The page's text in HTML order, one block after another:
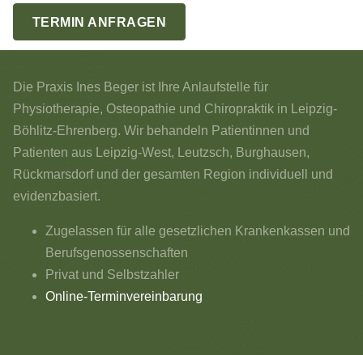
TERMIN ANFRAGEN
Die Praxis Ines Beger ist Ihre Anlaufstelle für
Physiotherapie, Osteopathie und Chiropraktik in Leipzig-
Böhlitz-Ehrenberg. Wir behandeln Patientinnen und
Patienten aus Leipzig-West, Leutzsch, Burghausen,
Rückmarsdorf und der gesamten Region individuell und
evidenzbasiert.
Zugelassen für alle gesetzlichen Krankenkassen und
Berufsgenossenschaften
Privat und Selbstzahler
Online-Terminvereinbarung